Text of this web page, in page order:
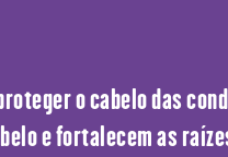
o cabelo das
e fortalecem as